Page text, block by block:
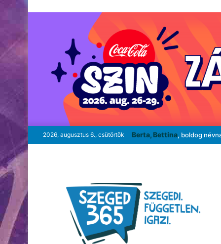
2026, augusztus 6., csütörtök Berta, Bettina, boldog